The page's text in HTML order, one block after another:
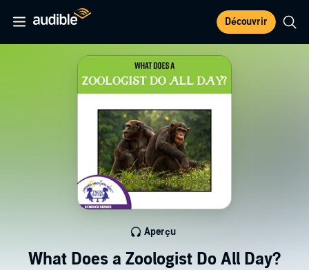
Découvrir
What Does a Zoologist Do All Day?
Aperçu